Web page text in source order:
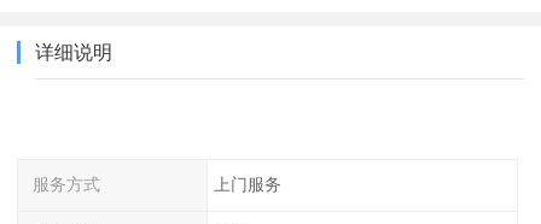
详细说明
服务方式 上门服务